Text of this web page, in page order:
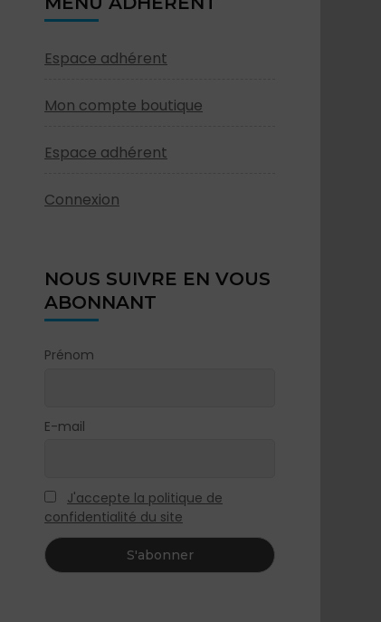
Espace adhérent
Mon compte boutique
Espace adhérent
Connexion
NOUS SUIVRE EN VOUS
ABONNANT
Prénom
E-mail
J'accepte la politique de
confidentialité du site